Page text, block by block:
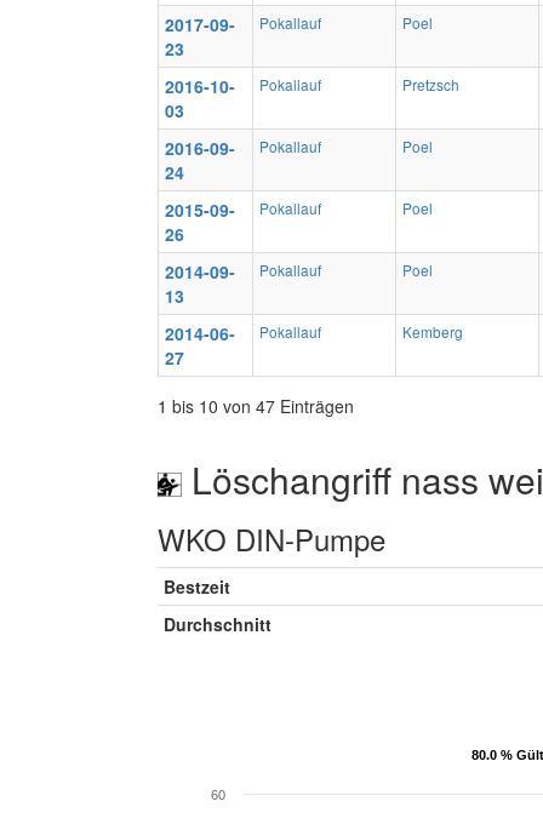
2017-09-
23
Pokallauf Poel
2016-10-
03
Pokallauf Pretzsch
2016-09-
24
Pokallauf Poel
2015-09-
26
Pokallauf Poel
2014-09-
13
Pokallauf Poel
2014-06-
27
Pokallauf Kemberg
1 bis 10 von 47 Einträgen
Löschangriff nass
WKO DIN-Pumpe
Bestzeit
Durchschnitt
80.0 %
80.0 %
60